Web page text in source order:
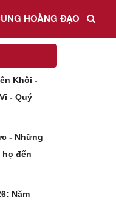
HOÀNG ĐẠO
Khôi -
- Quý
- Những
đến
Năm